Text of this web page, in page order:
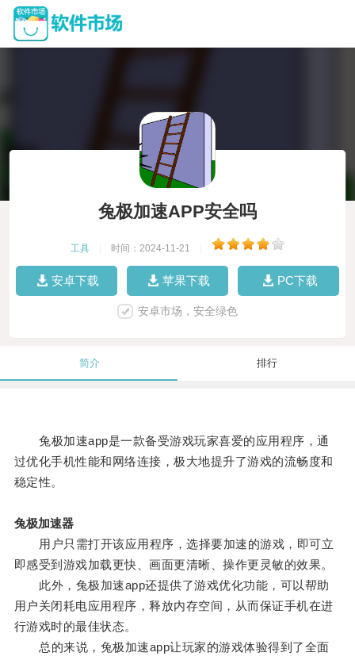
兔极加速APP安全吗
工具 时间：2024-11-21
安卓下载 苹果下载 PC下载
安卓市场，安全绿色
简介 排行
兔极加速app是一款备受游戏玩家喜爱的应用程序，通
过优化手机性能和网络连接，极大地提升了游戏的流畅度和
稳定性。
兔极加速器
用户只需打开该应用程序，选择要加速的游戏，即可立
即感受到游戏加载更快、画面更清晰、操作更灵敏的效果。
此外，兔极加速app还提供了游戏优化功能，可以帮助
用户关闭耗电应用程序，释放内存空间，从而保证手机在进
行游戏时的最佳状态。
总的来说，兔极加速app让玩家的游戏体验得到了全面